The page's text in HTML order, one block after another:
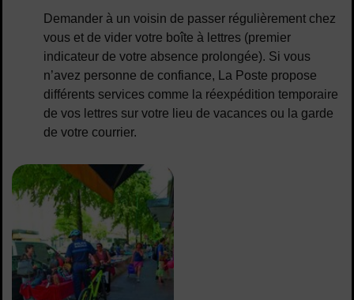
Demander à un voisin de passer régulièrement chez
vous et de vider votre boîte à lettres (premier
indicateur de votre absence prolongée). Si vous
n’avez personne de confiance, La Poste propose
différents services comme la réexpédition temporaire
de vos lettres sur votre lieu de vacances ou la garde
de votre courrier.